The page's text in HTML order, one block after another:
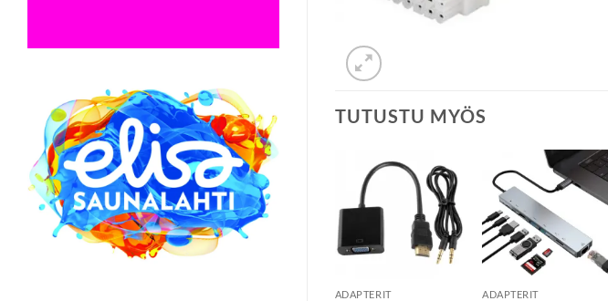
TUTUSTU MYÖS
ADAPTERIT ADAPTERIT